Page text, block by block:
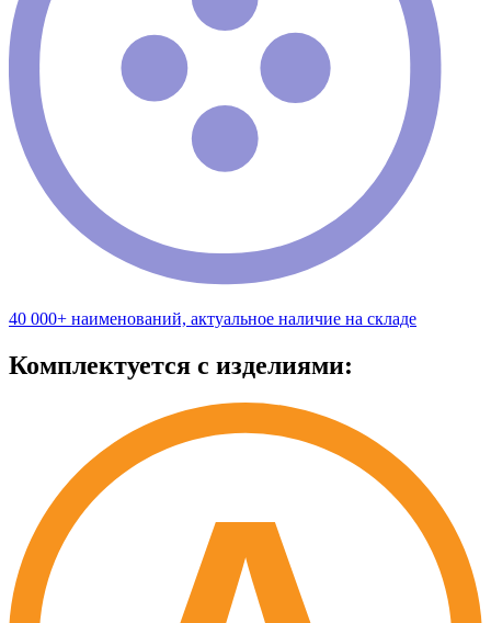
40 000+ наименований, актуальное наличие на складе
Комплектуется с изделиями: